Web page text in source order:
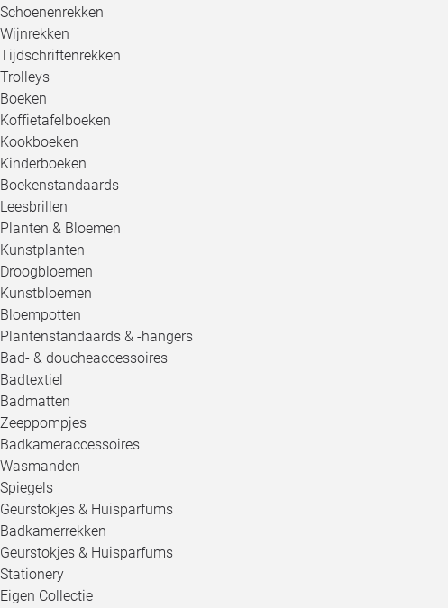
Schoenenrekken
Wijnrekken
Tijdschriftenrekken
Trolleys
Boeken
Koffietafelboeken
Kookboeken
Kinderboeken
Boekenstandaards
Leesbrillen
Planten & Bloemen
Kunstplanten
Droogbloemen
Kunstbloemen
Bloempotten
Plantenstandaards & -hangers
Bad- & doucheaccessoires
Badtextiel
Badmatten
Zeeppompjes
Badkameraccessoires
Wasmanden
Spiegels
Geurstokjes & Huisparfums
Badkamerrekken
Geurstokjes & Huisparfums
Stationery
Eigen Collectie